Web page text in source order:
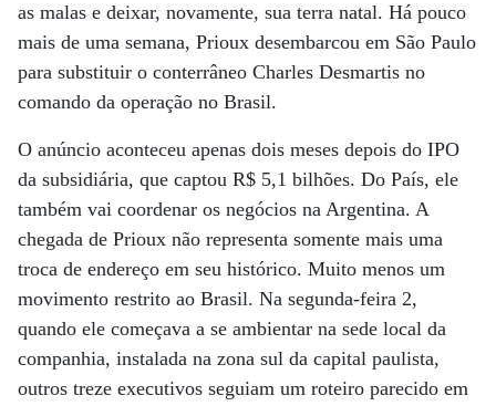
as malas e deixar, novamente, sua terra natal. Há pouco
mais de uma semana, Prioux desembarcou em São Paulo
para substituir o conterrâneo Charles Desmartis no
comando da operação no Brasil.
O anúncio aconteceu apenas dois meses depois do IPO
da subsidiária, que captou R$ 5,1 bilhões. Do País, ele
também vai coordenar os negócios na Argentina. A
chegada de Prioux não representa somente mais uma
troca de endereço em seu histórico. Muito menos um
movimento restrito ao Brasil. Na segunda-feira 2,
quando ele começava a se ambientar na sede local da
companhia, instalada na zona sul da capital paulista,
outros treze executivos seguiam um roteiro parecido em